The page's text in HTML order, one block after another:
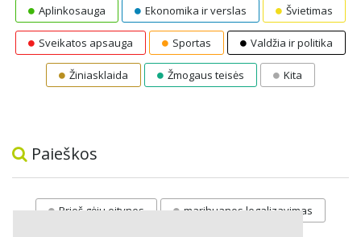
Aplinkosauga Ekonomika ir verslas Švietimas
Sveikatos apsauga Sportas Valdžia ir politika
Žiniasklaida Žmogaus teisės Kita
Paieškos
Prieš gėju eitynes marihuanos legalizavimas